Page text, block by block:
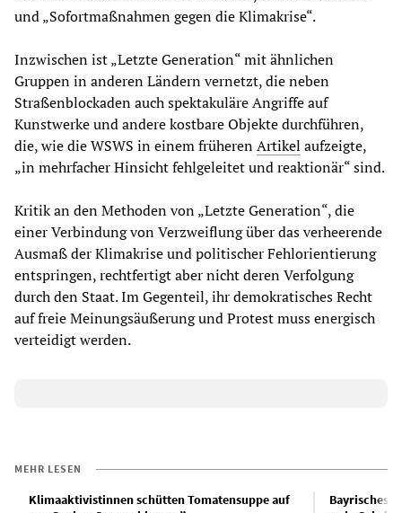
und „Sofortmaßnahmen gegen die Klimakrise“.
Inzwischen ist „Letzte Generation“ mit ähnlichen
Gruppen in anderen Ländern vernetzt, die neben
Straßenblockaden auch spektakuläre Angriffe auf
Kunstwerke und andere kostbare Objekte durchführen,
die, wie die WSWS in einem früherenArtikel aufzeigte,
„in mehrfacher Hinsicht fehlgeleitet und reaktionär“ sind.
Kritik an den Methoden von „Letzte Generation“, die
einer Verbindung von Verzweiflung über das verheerende
Ausmaß der Klimakrise und politischer Fehlorientierung
entspringen, rechtfertigt aber nicht deren Verfolgung
durch den Staat. Im Gegenteil, ihr demokratisches Recht
auf freie Meinungsäußerung und Protest muss energisch
verteidigt werden.
MEHR LESEN
Klimaaktivistinnen schütten Tomatensuppe auf
Bayrisches